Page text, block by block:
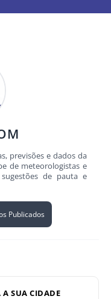
previsões e dados da
de meteorologistas e
de pauta e
Publicados
A SUA CIDADE